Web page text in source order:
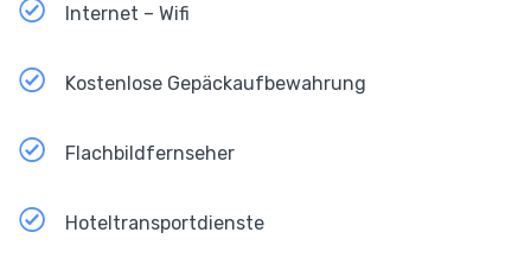
Internet – Wifi
Kostenlose Gepäckaufbewahrung
Flachbildfernseher
Hoteltransportdienste